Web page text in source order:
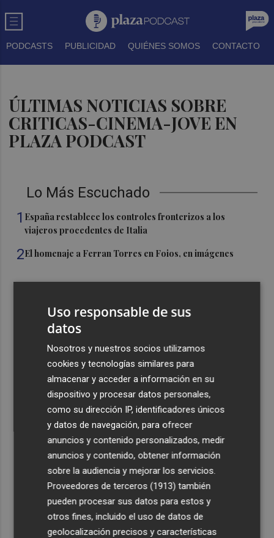
PODCASTS PUBLICIDAD QUIÉNES SOMOS CONTACTO
ÚLTIMAS NOTICIAS SOBRE
CRITICAS-CINEMA-JOVE EN
PLAZA PODCAST
Lo Más Escuchado
1 España restablece los controles fronterizos a los
viajeros procedentes de Italia
2El homenaje a Ferran Torres en Foios, en imágenes
Foios se vuelca con Ferran Torres
La serie murciana protagonizada por un conejo de
peluche malhablado y gamberro que triunfa en las
redes: así es 'Yván y Lolo'
Recibe toda la actualidad de
Plaza Podcast en tu correo
Quiero suscribirme
Uso responsable de sus
datos
Nosotros y nuestros socios utilizamos
cookies y tecnologías similares para
almacenar y acceder a información en su
dispositivo y procesar datos personales,
como su dirección IP, identificadores únicos
y datos de navegación, para ofrecer
anuncios y contenido personalizados, medir
anuncios y contenido, obtener información
sobre la audiencia y mejorar los servicios.
Proveedores de terceros (1913) también
pueden procesar sus datos para estos y
otros fines, incluido el uso de datos de
geolocalización precisos y características